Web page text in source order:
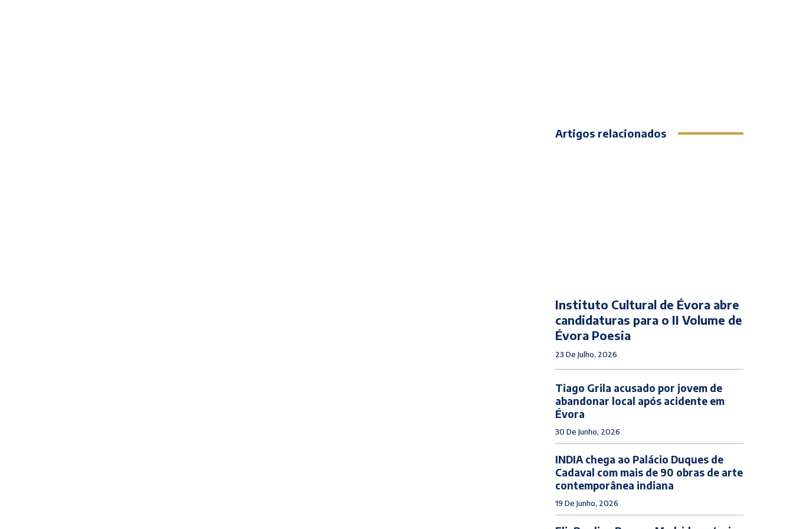
Artigos relacionados
Instituto Cultural de Évora abre
candidaturas para o II Volume de
Évora Poesia
23 De Julho, 2026
Tiago Grila acusado por jovem de
abandonar local após acidente em
Évora
30 De Junho, 2026
INDIA chega ao Palácio Duques de
Cadaval com mais de 90 obras de arte
contemporânea indiana
19 De Junho, 2026